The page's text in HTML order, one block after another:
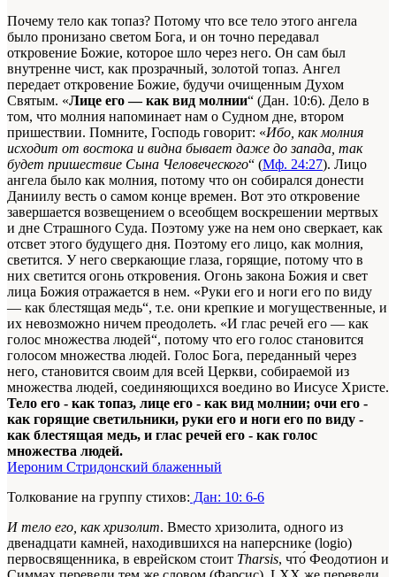
Почему тело как топаз? Потому что все тело этого ангела
было пронизано светом Бога, и он точно передавал
откровение Божие, которое шло через него. Он сам был
внутренне чист, как прозрачный, золотой топаз. Ангел
передает откровение Божие, будучи очищенным Духом
Святым. «Лице его — как вид молнии“ (Дан. 10:6). Дело в
том, что молния напоминает нам о Судном дне, втором
пришествии. Помните, Господь говорит: «Ибо, как молния
исходит от востока и видна бывает даже до запада, так
будет пришествие Сына Человеческого“ (Мф. 24:27). Лицо
ангела было как молния, потому что он собирался донести
Даниилу весть о самом конце времен. Вот это откровение
завершается возвещением о всеобщем воскрешении мертвых
и дне Страшного Суда. Поэтому уже на нем оно сверкает, как
отсвет этого будущего дня. Поэтому его лицо, как молния,
светится. У него сверкающие глаза, горящие, потому что в
них светится огонь откровения. Огонь закона Божия и свет
лица Божия отражается в нем. «Руки его и ноги его по виду
— как блестящая медь“, т.е. они крепкие и могущественные, и
их невозможно ничем преодолеть. «И глас речей его — как
голос множества людей“, потому что его голос становится
голосом множества людей. Голос Бога, переданный через
него, становится своим для всей Церкви, собираемой из
множества людей, соединяющихся воедино во Иисусе Христе.
Тело его - как топаз, лице его - как вид молнии; очи его -
как горящие светильники, руки его и ноги его по виду -
как блестящая медь, и глас речей его - как голос
множества людей.
Иероним Стридонский блаженный
Толкование на группу стихов: Дан: 10: 6-6
И тело его, как хризолит. Вмеcто хризолита, одного из
двенадцати камней, находившихся на наперснике (lоgiо)
первосвященника, в еврейском стоит Tharsis, что́ Феодотион и